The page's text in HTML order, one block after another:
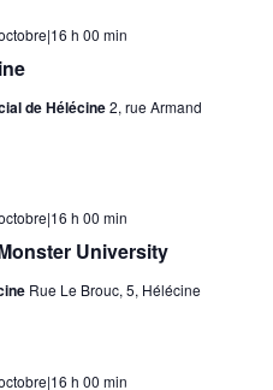
h 00 min
de Hélécine2, rue Armand
University
h 00 min
Rue Le Brouc, 5, Hélécine
h 00 min